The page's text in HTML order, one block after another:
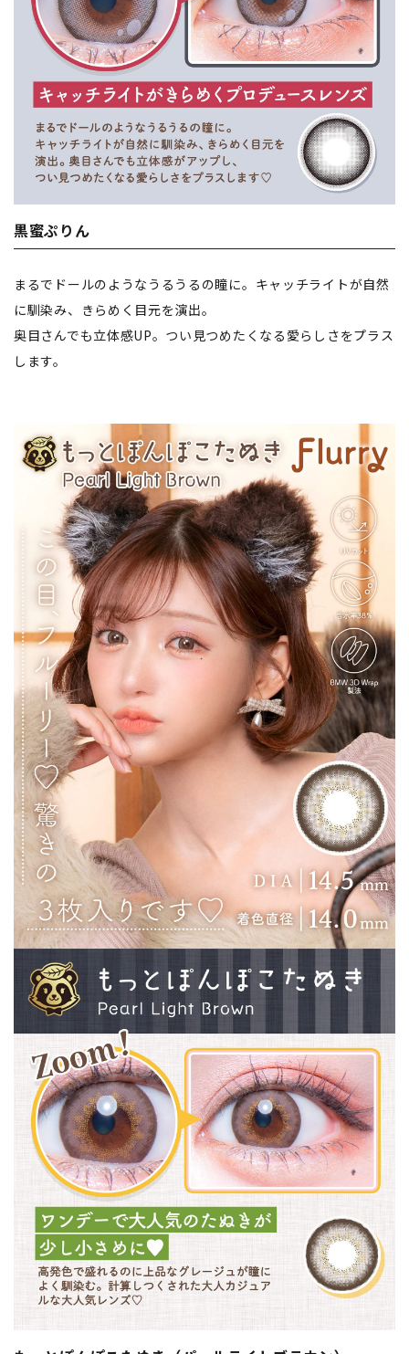
黒蜜ぷりん
まるでドールのようなうるうるの瞳に。キャッチライトが自然
に馴染み、きらめく目元を演出。
奥目さんでも立体感UP。つい見つめたくなる愛らしさをプラス
します。